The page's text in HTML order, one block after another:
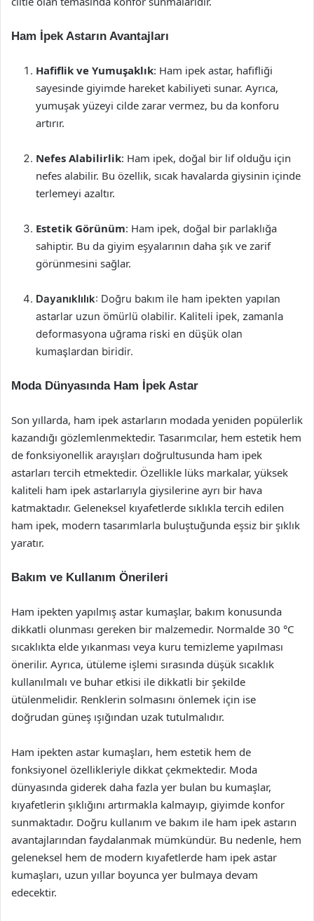
Ham İpek Astarın Avantajları
Hafiflik ve Yumuşaklık: Ham ipek astar, hafifliği
sayesinde giyimde hareket kabiliyeti sunar. Ayrıca,
yumuşak yüzeyi cilde zarar vermez, bu da konforu
artırır.
Nefes Alabilirlik: Ham ipek, doğal bir lif olduğu için
nefes alabilir. Bu özellik, sıcak havalarda giysinin içinde
terlemeyi azaltır.
Estetik Görünüm: Ham ipek, doğal bir parlaklığa
sahiptir. Bu da giyim eşyalarının daha şık ve zarif
görünmesini sağlar.
Dayanıklılık: Doğru bakım ile ham ipekten yapılan
astarlar uzun ömürlü olabilir. Kaliteli ipek, zamanla
deformasyona uğrama riski en düşük olan
kumaşlardan biridir.
Moda Dünyasında Ham İpek Astar
Son yıllarda, ham ipek astarların modada yeniden popülerlik
kazandığı gözlemlenmektedir. Tasarımcılar, hem estetik hem
de fonksiyonellik arayışları doğrultusunda ham ipek
astarları tercih etmektedir. Özellikle lüks markalar, yüksek
kaliteli ham ipek astarlarıyla giysilerine ayrı bir hava
katmaktadır. Geleneksel kıyafetlerde sıklıkla tercih edilen
ham ipek, modern tasarımlarla buluştuğunda eşsiz bir şıklık
yaratır.
Bakım ve Kullanım Önerileri
Ham ipekten yapılmış astar kumaşlar, bakım konusunda
dikkatli olunması gereken bir malzemedir. Normalde 30 °C
sıcaklıkta elde yıkanması veya kuru temizleme yapılması
önerilir. Ayrıca, ütüleme işlemi sırasında düşük sıcaklık
kullanılmalı ve buhar etkisi ile dikkatli bir şekilde
ütülenmelidir. Renklerin solmasını önlemek için ise
doğrudan güneş ışığından uzak tutulmalıdır.
Ham ipekten astar kumaşları, hem estetik hem de
fonksiyonel özellikleriyle dikkat çekmektedir. Moda
dünyasında giderek daha fazla yer bulan bu kumaşlar,
kıyafetlerin şıklığını artırmakla kalmayıp, giyimde konfor
sunmaktadır. Doğru kullanım ve bakım ile ham ipek astarın
avantajlarından faydalanmak mümkündür. Bu nedenle, hem
geleneksel hem de modern kıyafetlerde ham ipek astar
kumaşları, uzun yıllar boyunca yer bulmaya devam
edecektir.